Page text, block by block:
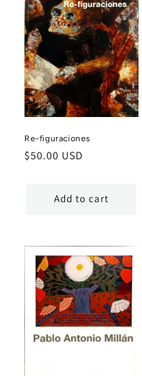
Re-figuraciones
Regular
$50.00 USD
Add to cart